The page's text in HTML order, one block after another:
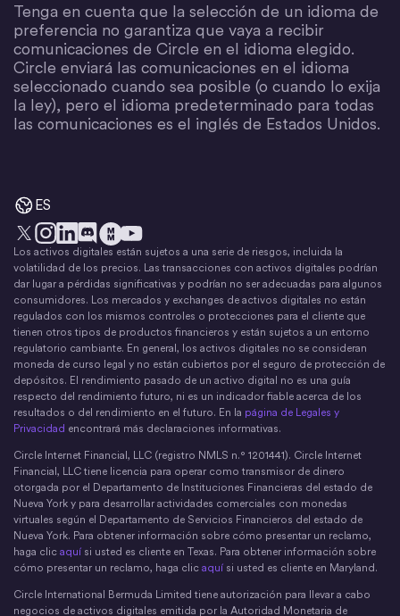
Tenga en cuenta que la selección de un idioma de
preferencia no garantiza que vaya a recibir
comunicaciones de Circle en el idioma elegido.
Circle enviará las comunicaciones en el idioma
seleccionado cuando sea posible (o cuando lo exija
la ley), pero el idioma predeterminado para todas
las comunicaciones es el inglés de Estados Unidos.
ES
X Instagram
LinkedIn
DiscordEl movimiento del dinero
YouTube
Los activos digitales están sujetos a una serie de riesgos, incluida la
volatilidad de los precios. Las transacciones con activos digitales podrían
dar lugar a pérdidas significativas y podrían no ser adecuadas para algunos
consumidores. Los mercados y exchanges de activos digitales no están
regulados con los mismos controles o protecciones para el cliente que
tienen otros tipos de productos financieros y están sujetos a un entorno
regulatorio cambiante. En general, los activos digitales no se consideran
moneda de curso legal y no están cubiertos por el seguro de protección de
depósitos. El rendimiento pasado de un activo digital no es una guía
respecto del rendimiento futuro, ni es un indicador fiable acerca de los
resultados o del rendimiento en el futuro. En la página de Legales y
Privacidad encontrará más declaraciones informativas.
Circle Internet Financial, LLC (registro NMLS n.° 1201441). Circle Internet
Financial, LLC tiene licencia para operar como transmisor de dinero
otorgada por el Departamento de Instituciones Financieras del estado de
Nueva York y para desarrollar actividades comerciales con monedas
virtuales según el Departamento de Servicios Financieros del estado de
Nueva York. Para obtener información sobre cómo presentar un reclamo,
haga clic aquí si usted es cliente en Texas. Para obtener información sobre
cómo presentar un reclamo, haga clic aquí si usted es cliente en Maryland.
Circle International Bermuda Limited tiene autorización para llevar a cabo
negocios de activos digitales emitida por la Autoridad Monetaria de